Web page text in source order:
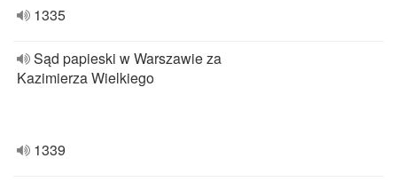
1335
Sąd papieski w Warszawie za
Kazimierza Wielkiego
1339